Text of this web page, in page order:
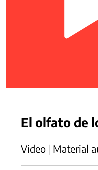
El olfato de
Video | Material